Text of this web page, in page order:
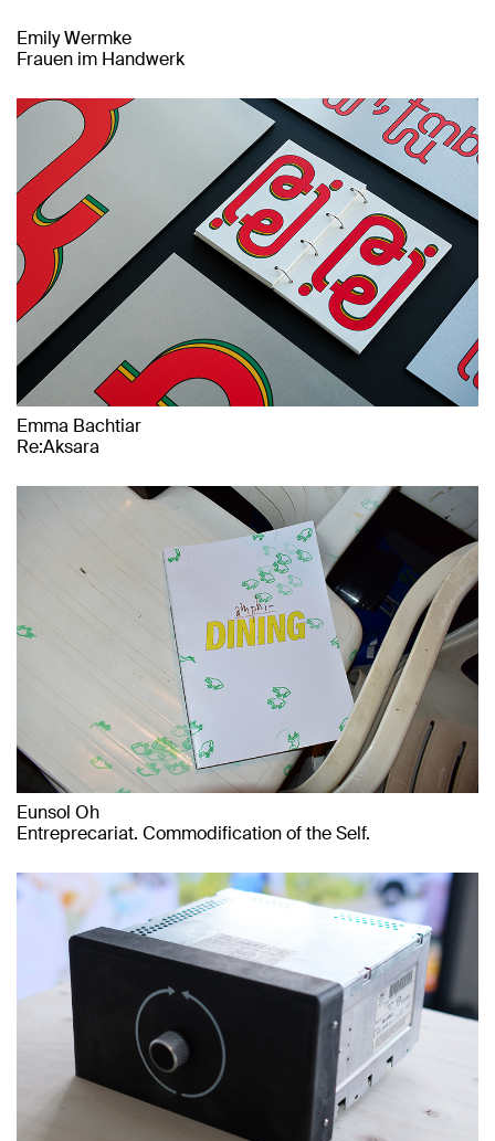
Emily Wermke
Frauen im Handwerk
Emma Bachtiar
Re:Aksara
Eunsol Oh
Entreprecariat. Commodification of the Self.